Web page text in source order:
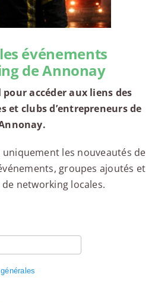
événements
de Annonay
accéder aux liens des
et clubs d’entrepreneurs de
les nouveautés de
groupes ajoutés et
networking locales.